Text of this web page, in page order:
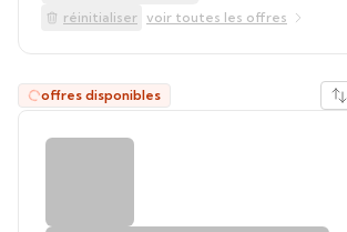
réinitialiser voir toutes les offres
offres disponibles